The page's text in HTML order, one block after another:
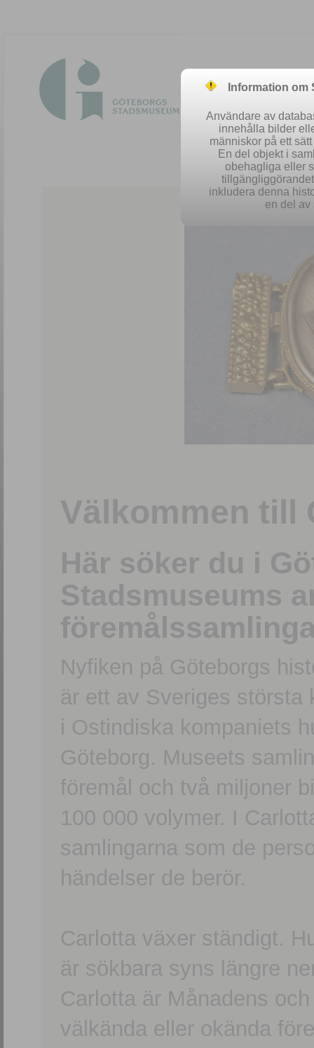
Easy
Välkommen till
Här söker du i
Stadsmuseums
Nyfiken på Göteborgs
är ett av Sveriges största
i Ostindiska kompaniets
Göteborg. Museets
föremål och två miljoner
100 000 volymer. I
samlingarna som de
händelser de berör.
Carlotta växer ständigt.
är sökbara syns längre
Carlotta är Månadens
välkända eller okända
Information
Användare av
innehålla bilder
människor på ett
En del objekt i
obehagliga eller
inkludera denna
en del av